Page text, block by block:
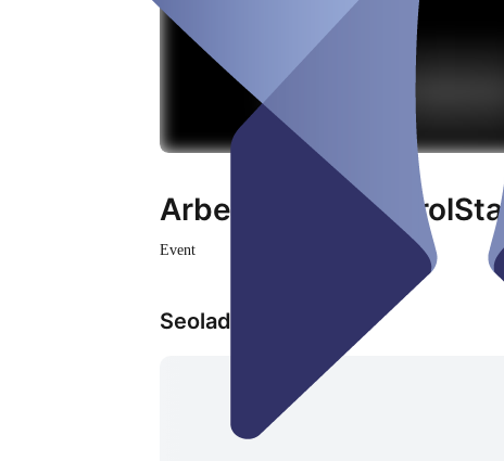
Arbeitskreis ControlStar
Event
Seoladh